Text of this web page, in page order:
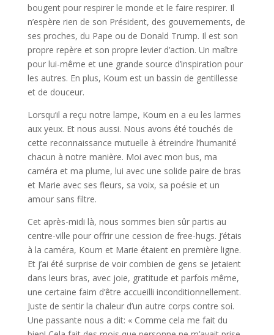
bougent pour respirer le monde et le faire respirer. Il
n’espère rien de son Président, des gouvernements, de
ses proches, du Pape ou de Donald Trump. Il est son
propre repère et son propre levier d’action. Un maître
pour lui-même et une grande source d’inspiration pour
les autres. En plus, Koum est un bassin de gentillesse
et de douceur.
Lorsqu’il a reçu notre lampe, Koum en a eu les larmes
aux yeux. Et nous aussi. Nous avons été touchés de
cette reconnaissance mutuelle à étreindre l’humanité
chacun à notre manière. Moi avec mon bus, ma
caméra et ma plume, lui avec une solide paire de bras
et Marie avec ses fleurs, sa voix, sa poésie et un
amour sans filtre.
Cet après-midi là, nous sommes bien sûr partis au
centre-ville pour offrir une cession de free-hugs. J’étais
à la caméra, Koum et Marie étaient en première ligne.
Et j’ai été surprise de voir combien de gens se jetaient
dans leurs bras, avec joie, gratitude et parfois même,
une certaine faim d’être accueilli inconditionnellement.
Juste de sentir la chaleur d’un autre corps contre soi.
Une passante nous a dit: « Comme cela me fait du